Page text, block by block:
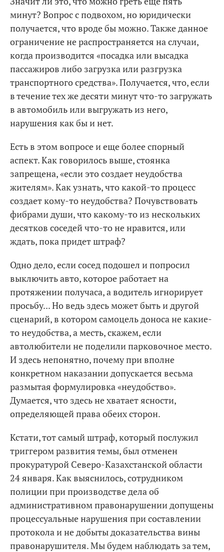
минут? Вопрос с подвохом, но юридически
получается, что вроде бы можно. Также данное
ограничение не распространяется на случаи,
когда производится «посадка или высадка
пассажиров либо загрузка или разгрузка
транспортного средства». Получается, что, если
в течение тех же десяти минут что-то загружать
в автомобиль или выгружать из него,
нарушения как бы и нет.
Есть в этом вопросе и еще более спорный
аспект. Как говорилось выше, стоянка
запрещена, «если это создает неудобства
жителям». Как узнать, что какой-то процесс
создает кому-то неудобства? Почувствовать
фибрами души, что какому-то из нескольких
десятков соседей что-то не нравится, или
ждать, пока придет штраф?
Одно дело, если сосед подошел и попросил
выключить авто, которое работает на
протяжении получаса, а водитель игнорирует
просьбу... Но ведь здесь может быть и другой
сценарий, в котором самоцель доноса не какие-
то неудобства, а месть, скажем, если
автолюбители не поделили парковочное место.
И здесь непонятно, почему при вполне
конкретном наказании допускается весьма
размытая формулировка «неудобство».
Думается, что здесь не хватает ясности,
определяющей права обеих сторон.
Кстати, тот самый штраф, который послужил
триггером развития темы, был отменен
прокуратурой Северо-Казахстанской области
24 января. Как выяснилось, сотрудником
полиции при производстве дела об
административном правонарушении допущены
процессуальные нарушения при составлении
протокола и не добыты доказательства вины
правонарушителя. Мы будем наблюдать за тем,